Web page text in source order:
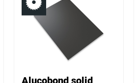
Alucobond solid